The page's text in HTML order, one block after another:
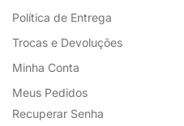
Política de Entrega
Trocas e Devoluções
Minha Conta
Meus Pedidos
Recuperar Senha